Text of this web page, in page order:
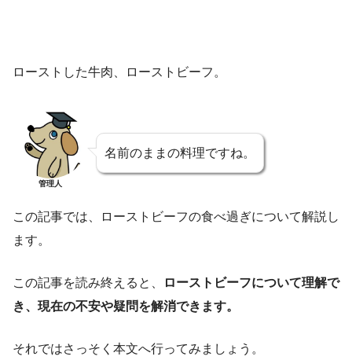
ローストした牛肉、ローストビーフ。
管理人
名前のままの料理ですね。
この記事では、ローストビーフの食べ過ぎについて解説し
ます。
この記事を読み終えると、
ローストビーフについて理解で
き、現在の不安や疑問を解消できます。
それではさっそく本文へ行ってみましょう。